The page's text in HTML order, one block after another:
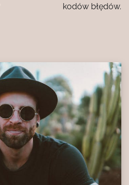
kodów błędów.